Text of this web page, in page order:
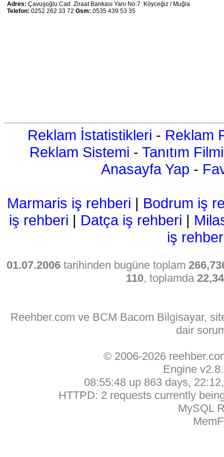
Adres: Çavuşoğlu Cad. Ziraat Bankası Yanı No:7 Köyceğiz / Muğla
Telefon: 0252 262 33 72 Gsm: 0535 439 53 35
Reklam İstatistikleri - Reklam
Reklam Sistemi - Tanıtım Filmi
Anasayfa Yap -
Marmaris iş rehberi | Bodrum iş
iş rehberi | Datça iş rehberi |
iş
01.07.2006tarihinden bugüne toplam
110, toplamda
Reehber.com ve BCM Bacom Bilgisayar,
dair
© 2006-2026
Engine
08:55:48 up 863 days,
HTTPD: 2 requests currently
MySQL